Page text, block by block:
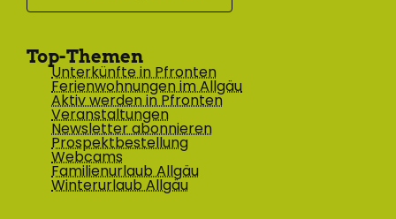
Top-Themen
Unterkünfte in Pfronten
Ferienwohnungen im Allgäu
Aktiv werden in Pfronten
Veranstaltungen
Newsletter abonnieren
Prospektbestellung
Webcams
Familienurlaub Allgäu
Winterurlaub Allgäu